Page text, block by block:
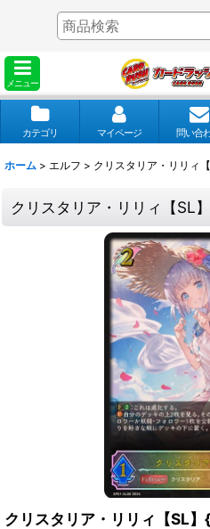
メニュー
カテゴリ マイページ 問い合
ホーム > エルフ > クリスタリア・リリィ
クリスタリア・リリィ【SL
クリスタリア・リリィ【SL